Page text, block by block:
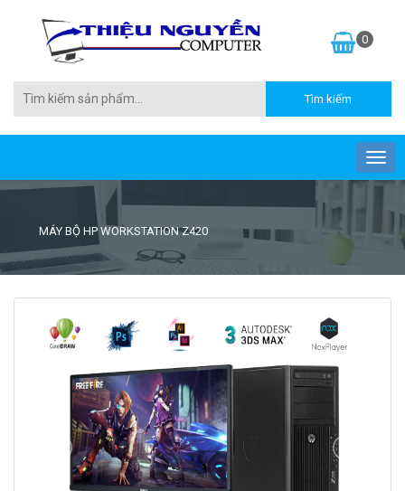
0
MÁY BỘ HP WORKSTATION Z420